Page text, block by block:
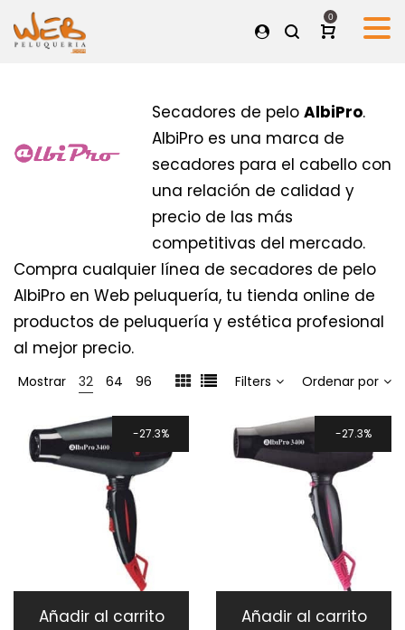
0
Secadores de pelo AlbiPro.
AlbiPro es una marca de
secadores para el cabello con
una relación de calidad y
precio de las más
competitivas del mercado.
Compra cualquier línea de secadores de pelo
AlbiPro en Web peluquería, tu tienda online de
productos de peluquería y estética profesional
al mejor precio.
Mostrar 32 64 96 Filters Ordenar por
27.3%
Añadir al carrito
27.3%
Añadir al carrito